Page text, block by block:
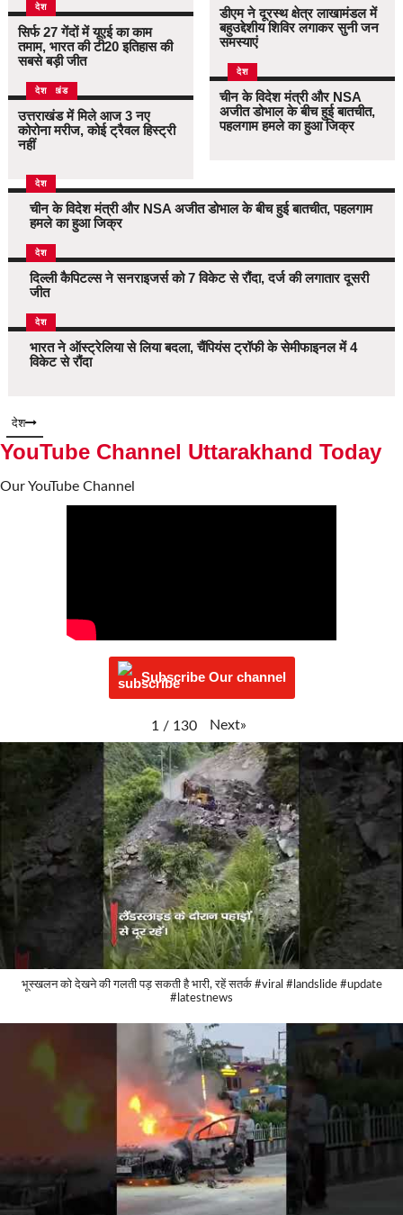
देश
सिर्फ 27 गेंदों में यूएई का काम
तमाम, भारत की टी20 इतिहास की
सबसे बड़ी जीत
उत्तराखंड
देश
उत्तराखंड में मिले आज 3 नए
कोरोना मरीज, कोई ट्रैवल हिस्ट्री
नहीं
डीएम ने दूरस्थ क्षेत्र लाखामंडल में
बहुउद्देशीय शिविर लगाकर सुनी जन
समस्याएं
देश
चीन के विदेश मंत्री और NSA
अजीत डोभाल के बीच हुई बातचीत,
पहलगाम हमले का हुआ जिक्र
देश
चीन के विदेश मंत्री और NSA अजीत डोभाल के बीच हुई बातचीत, पहलगाम
हमले का हुआ जिक्र
देश
दिल्ली कैपिटल्स ने सनराइजर्स को 7 विकेट से रौंदा, दर्ज की लगातार दूसरी
जीत
देश
भारत ने ऑस्ट्रेलिया से लिया बदला, चैंपियंस ट्रॉफी के सेमीफाइनल में 4
विकेट से रौंदा
देश
YouTube Channel Uttarakhand Today
Our YouTube Channel
Subscribe Our channel
1 / 130 Next»
भूस्खलन को देखने की गलती पड़ सकती है भारी, रहें सतर्क #viral #landslide #update
#latestnews